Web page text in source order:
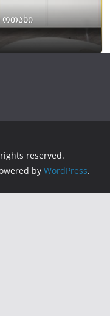
ოთახი
reserved.
by WordPress.